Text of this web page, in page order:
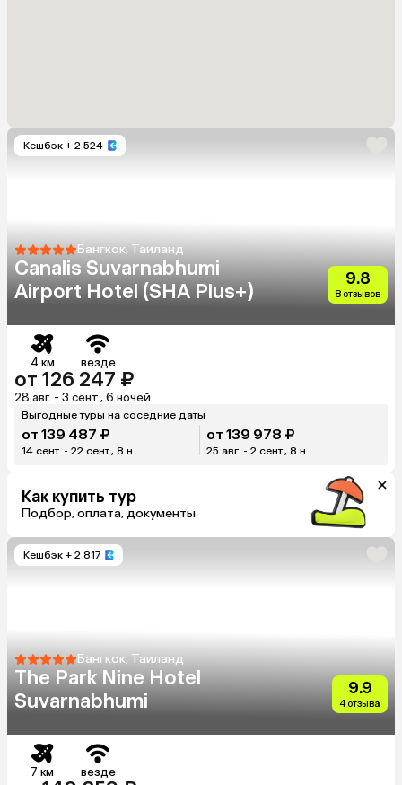
Кешбэк + 2 524
Бангкок, Таиланд
Canalis Suvarnabhumi
Airport Hotel (SHA Plus+)
9.8
8 отзывов
4 км везде
от 126 247 ₽
28 авг. - 3 сент., 6 ночей
Выгодные туры на соседние даты
от 139 487 ₽
14 сент. - 22 сент., 8 н.
от 139 978 ₽
25 авг. - 2 сент., 8 н.
Как купить тур
Подбор, оплата, документы
Кешбэк + 2 817
Бангкок, Таиланд
The Park Nine Hotel
Suvarnabhumi
9.9
4 отзыва
7 км везде